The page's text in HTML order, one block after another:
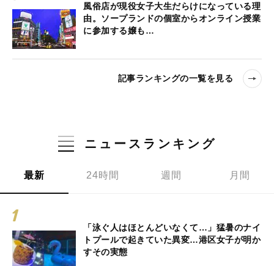
風俗店が現役女子大生だらけになっている理
由。ソープランドの個室からオンライン授業
に参加する嬢も…
記事ランキングの一覧を見る
ニュースランキング
最新 24時間 週間 月間
「泳ぐ人はほとんどいなくて…」猛暑のナイ
トプールで起きていた異変…港区女子が明か
すその実態